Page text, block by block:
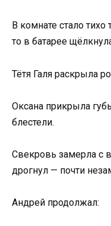
В комнате стало
то в батарее
Тётя Галя раскрыла
Оксана прикрыла
блестели.
Свекровь замерла с
дрогнул — почти
Андрей продолжал: